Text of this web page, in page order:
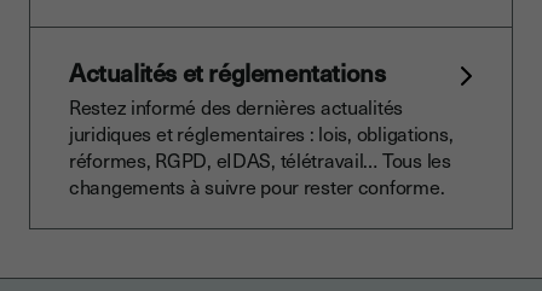
Actualités et réglementations
Restez informé des dernières actualités
juridiques et réglementaires : lois, obligations,
réformes, RGPD, eIDAS, télétravail… Tous les
changements à suivre pour rester conforme.